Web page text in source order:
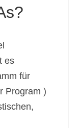
es
für
Program )